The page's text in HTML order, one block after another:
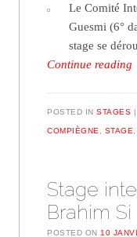
Le Comité
Guesmi (6°
stage se
Continue reading
POSTED INSTAGES
COMPIÈGNE STAGE
Stage
Brahim
POSTED ON10